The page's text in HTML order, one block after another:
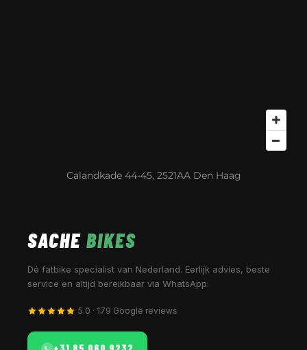
Calandkade 44-45, 2521AA Den Haag
SACHE BIKES
Dé fatbike specialist van Nederland. Eerlijk advies, beste
service en altijd bereikbaar via WhatsApp.
5.0 · 179 Google reviews